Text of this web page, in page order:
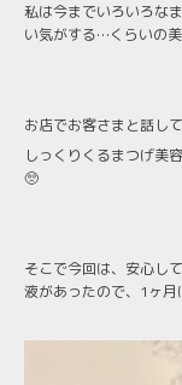
私は今までいろいろな
い気がする…くらいの
お店でお客さまと話して
しっくりくるまつげ美
🥺
そこで今回は、安心し
液があったので、1ヶ